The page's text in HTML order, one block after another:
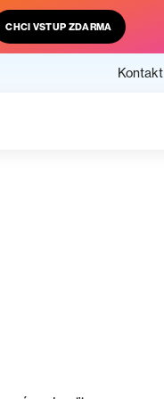
CHCI VSTUP ZDARMA
Kontakt